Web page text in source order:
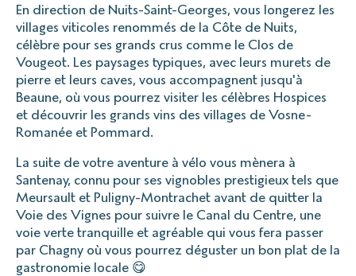
En direction de Nuits-Saint-Georges, vous longerez les
villages viticoles renommés de la Côte de Nuits,
célèbre pour ses grands crus comme le Clos de
Vougeot. Les paysages typiques, avec leurs murets de
pierre et leurs caves, vous accompagnent jusqu'à
Beaune, où vous pourrez visiter les célèbres Hospices
et découvrir les grands vins des villages de Vosne-
Romanée et Pommard.
La suite de votre aventure à vélo vous mènera à
Santenay, connu pour ses vignobles prestigieux tels que
Meursault et Puligny-Montrachet avant de quitter la
Voie des Vignes pour suivre le Canal du Centre, une
voie verte tranquille et agréable qui vous fera passer
par Chagny où vous pourrez déguster un bon plat de la
gastronomie locale 😋